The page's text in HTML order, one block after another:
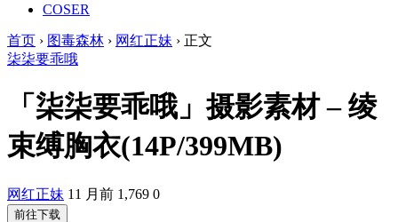
COSER
首页 › 图毒森林 › 网红正妹 › 正文
柒柒要乖哦
「柒柒要乖哦」摄影素材 – 绫
束缚胸衣(14P/399MB)
网红正妹 11 月前 1,769 0
前往下载